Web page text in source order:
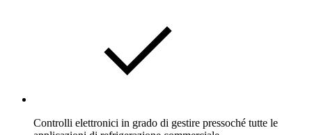
Controlli elettronici in grado di gestire pressoché tutte le